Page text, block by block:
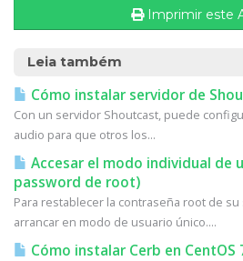
Imprimir este
Leia também
Cómo instalar servidor de
Con un servidor Shoutcast, puede
audio para que otros los...
Accesar el modo individual de
password de root)
Para restablecer la contraseña root de
arrancar en modo de usuario único....
Cómo instalar Cerb en CentOS